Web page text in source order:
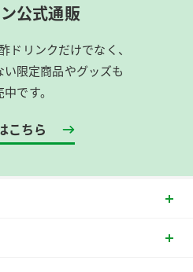
公式通販
ドリンクだけでなく、
限定商品やグッズも
です。
こちら